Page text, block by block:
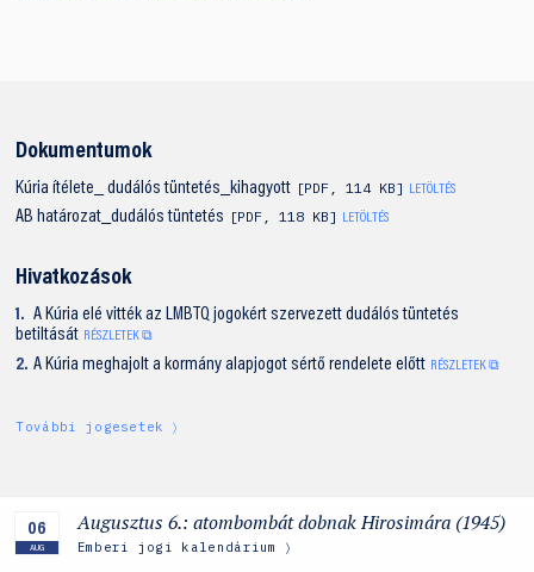
Dokumentumok
Kúria ítélete_ dudálós tüntetés_kihagyott PDF ,114 KB LETÖLTÉS
AB határozat_dudálós tüntetés PDF ,118 KB LETÖLTÉS
Hivatkozások
A Kúria elé vitték az LMBTQ jogokért szervezett dudálós tüntetés
betiltását RÉSZLETEK ⧉
A Kúria meghajolt a kormány alapjogot sértő rendelete előtt RÉSZLETEK ⧉
További jogesetek
06
AUG
Augusztus 6.: atombombát dobnak Hirosimára (1945)
Emberi jogi kalendárium